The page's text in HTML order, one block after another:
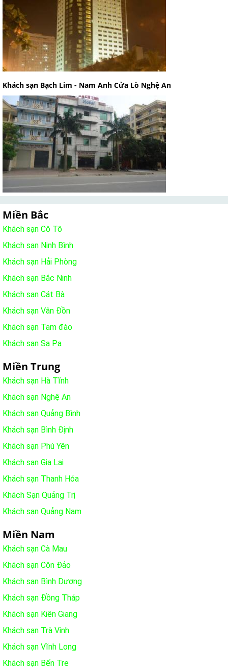
Khách sạn Bạch Lim - Nam Anh Cửa Lò Nghệ An
Miền Bắc
Khách sạn Cô Tô
Khách sạn Ninh Bình
Khách sạn Hải Phòng
Khách sạn Bắc Ninh
Khách sạn Cát Bà
Khách sạn Vân Đồn
Khách sạn Tam đào
Khách sạn Sa Pa
Miền Trung
Khách sạn Hà Tĩnh
Khách sạn Nghệ An
Khách sạn Quảng Bình
Khách sạn Bình Định
Khách sạn Phú Yên
Khách sạn Gia Lai
Khách sạn Thanh Hóa
Khách Sạn Quảng Trị
Khách sạn Quảng Nam
Miền Nam
Khách sạn Cà Mau
Khách sạn Côn Đảo
Khách sạn Bình Dương
Khách sạn Đồng Tháp
Khách sạn Kiên Giang
Khách sạn Trà Vinh
Khách sạn Vĩnh Long
Khách sạn Bến Tre